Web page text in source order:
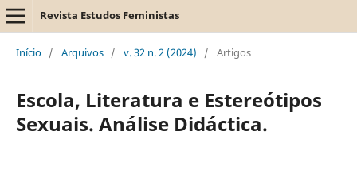
Revista Estudos Feministas
Início / Arquivos / v. 32 n. 2 (2024) / Artigos
Escola, Literatura e Estereótipos
Sexuais. Análise Didáctica.